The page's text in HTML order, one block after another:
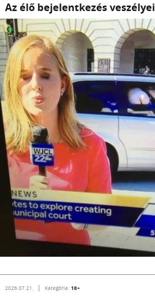
Az élő bejelentkezés veszélyei
2026.07.21. Kategória: 18+